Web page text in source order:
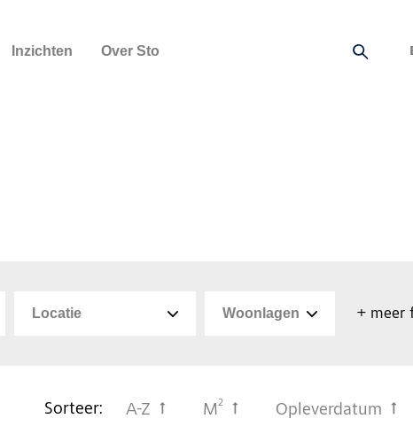
Inzichten Over Sto
+ meer
Sorteer: A-Z M2 Opleverdatum